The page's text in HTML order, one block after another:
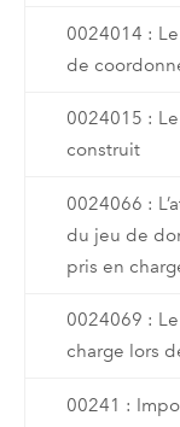
0024014 :
de
0024015 :
construit
0024066 :
du jeu de
pris en
0024069 :
charge lors
00241 :